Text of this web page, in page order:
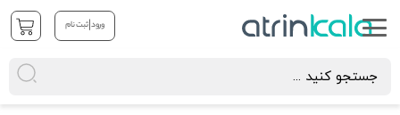
ورود|ثبت نام